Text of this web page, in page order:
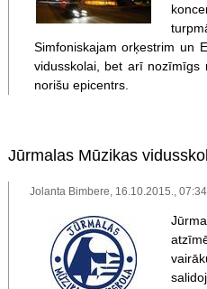
Simfoniskajam orķestrim un
vidusskolai, bet arī nozīmīgs
norišu epicentrs.
Jūrmalas Mūzikas
Jolanta Bimbere, 16.10.2015., 07:34